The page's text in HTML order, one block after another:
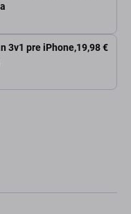
3v1 pre iPhone,19,98 €